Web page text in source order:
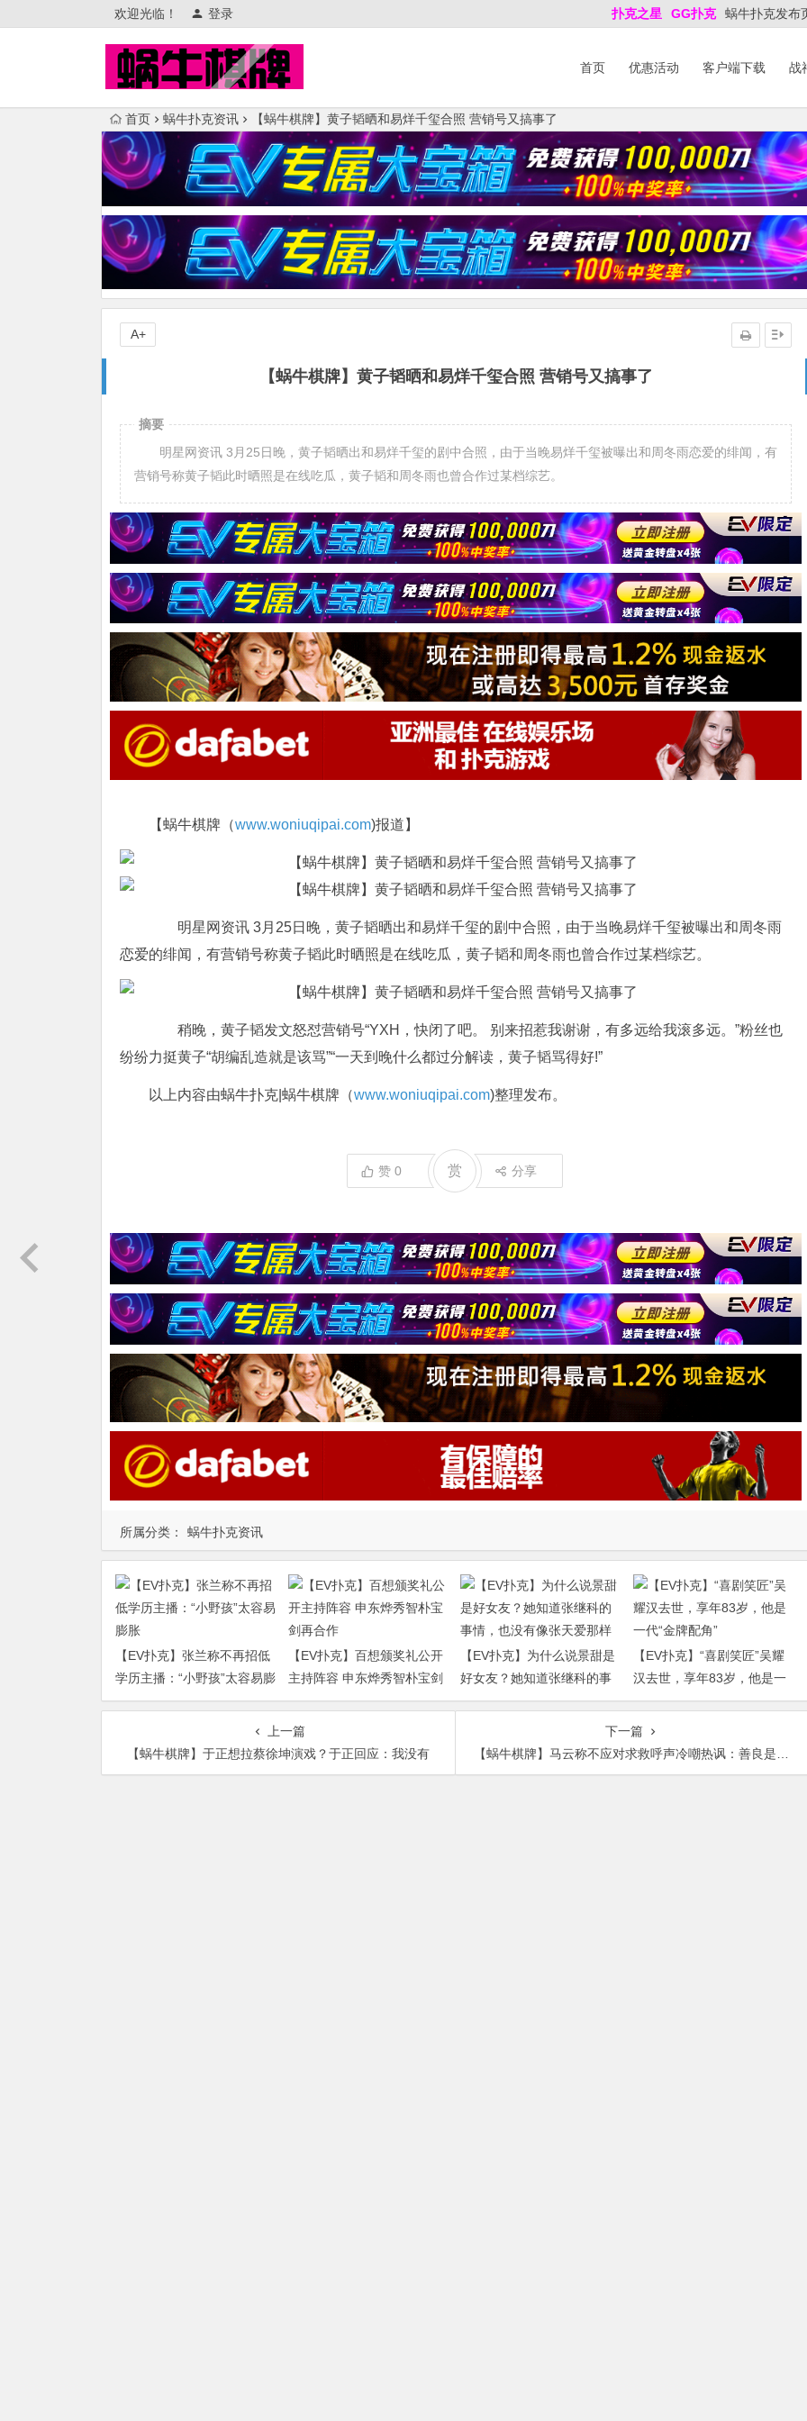
欢迎光临！ 登录 扑克之星 GG扑克 蜗牛扑克发布
首页 优惠活动 客户端下载 战
首页 蜗牛扑克资讯 【蜗牛棋牌】黄子韬晒和易烊千玺合照 营销号又搞事了
【蜗牛棋牌】黄子韬晒和易烊千玺合照 营销号又搞事了
A+
所属分类： 蜗牛扑克资讯
摘要
明星网资讯 3月25日晚，黄子韬晒出和易烊千玺的剧中合照，由于当晚易烊千玺被曝出和周冬雨恋爱的绯闻，有
营销号称黄子韬此时晒照是在线吃瓜，黄子韬和周冬雨也曾合作过某档综艺。
【蜗牛棋牌（www.woniuqipai.com)报道】
明星网资讯 3月25日晚，黄子韬晒出和易烊千玺的剧中合照，由于当晚易烊千玺被曝出和周冬雨
恋爱的绯闻，有营销号称黄子韬此时晒照是在线吃瓜，黄子韬和周冬雨也曾合作过某档综艺。
稍晚，黄子韬发文怒怼营销号“YXH，快闭了吧。 别来招惹我谢谢，有多远给我滚多远。”粉丝也
纷纷力挺黄子“胡编乱造就是该骂”“一天到晚什么都过分解读，黄子韬骂得好!”
以上内容由蜗牛扑克|蜗牛棋牌（www.woniuqipai.com)整理发布。
赞 0 赏 分享
【EV扑克】张兰称不再招低
学历主播：“小野孩”太容易膨
胀
【EV扑克】百想颁奖礼公开
主持阵容 申东烨秀智朴宝剑
再合作
【EV扑克】为什么说景甜是
好女友？她知道张继科的事
情，也没有像张天爱那样
【EV扑克】“喜剧笑匠”吴耀
汉去世，享年83岁，他是一
代“金牌配角”
上一篇
【蜗牛棋牌】于正想拉蔡徐坤演戏？于正回应：我没有
下一篇
【蜗牛棋牌】马云称不应对求救呼声冷嘲热讽：善良是真正的自信